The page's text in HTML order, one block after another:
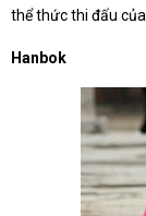
thể thức thi đấu của
Hanbok